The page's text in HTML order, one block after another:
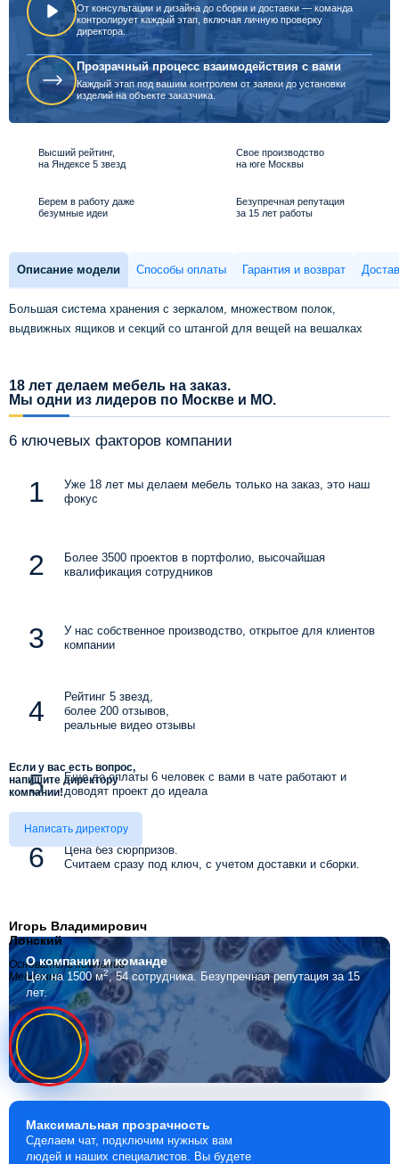
От консультации и дизайна до сборки и доставки — команда
контролирует каждый этап, включая личную проверку
директора.
Прозрачный процесс взаимодействия с вами
Каждый этап под вашим контролем от заявки до установки
изделий на объекте заказчика.
Высший рейтинг,
на Яндексе 5 звезд
Свое производство
на юге Москвы
Берем в работу даже
безумные идеи
Безупречная репутация
за 15 лет работы
Описание модели Способы оплаты Гарантия и возврат
Большая система хранения с зеркалом, множеством полок,
выдвижных ящиков и секций со штангой для вещей на вешалках
18 лет делаем мебель на заказ.
Мы одни из лидеров по Москве и МО.
6 ключевых факторов компании
Уже 18 лет мы делаем мебель только на заказ, это наш
фокус
Более 3500 проектов в портфолио, высочайшая
квалификация сотрудников
У нас собственное производство, открытое для клиентов
компании
Рейтинг 5 звезд,
более 200 отзывов,
реальные видео отзывы
Еще до оплаты 6 человек с вами в чате работают и
доводят проект до идеала
Цена без сюрпризов.
Считаем сразу под ключ, с учетом доставки и сборки.
Если у вас есть вопрос,
напишите директору
компании!
Написать директору
Игорь Владимирович
Лонский
Основатель компании
Мебелино
О компаниии команде
Цех на 1500 м2, 54 сотрудника. Безупречная репутация за 15
лет.
Максимальная прозрачность
Сделаем чат, подключим нужных вам
людей и наших специалистов. Вы будете